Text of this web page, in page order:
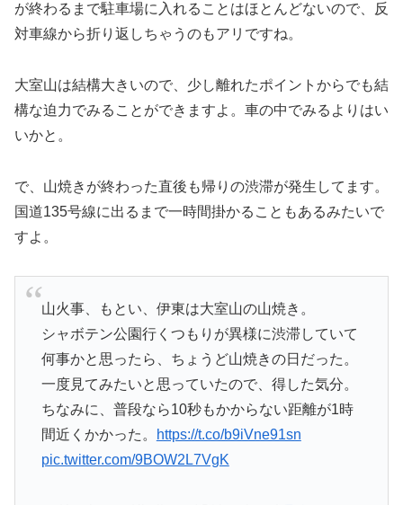
が終わるまで駐車場に入れることはほとんどないので、反
対車線から折り返しちゃうのもアリですね。
大室山は結構大きいので、少し離れたポイントからでも結
構な迫力でみることができますよ。車の中でみるよりはい
いかと。
で、山焼きが終わった直後も帰りの渋滞が発生してます。
国道135号線に出るまで一時間掛かることもあるみたいで
すよ。
山火事、もとい、伊東は大室山の山焼き。
シャボテン公園行くつもりが異様に渋滞していて
何事かと思ったら、ちょうど山焼きの日だった。
一度見てみたいと思っていたので、得した気分。
ちなみに、普段なら10秒もかからない距離が1時
間近くかかった。
https://t.co/b9iVne91sn
pic.twitter.com/9BOW2L7VgK